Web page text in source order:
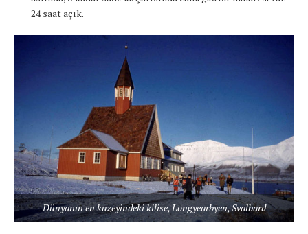
24 saat açık.
Dünyanın en kuzeyindeki kilise, Longyearbyen, Svalbard